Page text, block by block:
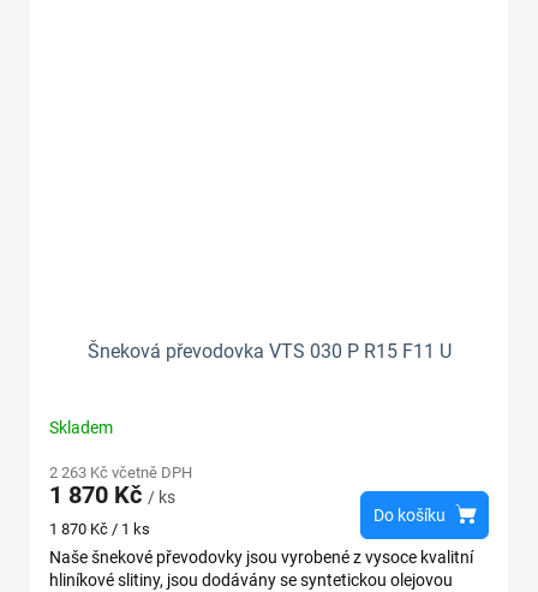
Šneková převodovka VTS 030 P R15 F11 U
Skladem
2 263 Kč včetně DPH
1 870 Kč / ks
Měrná
cena:
1 870 Kč / 1 ks
Do košíku
Naše šnekové převodovky jsou vyrobené z vysoce kvalitní
hliníkové slitiny, jsou dodávány se syntetickou olejovou